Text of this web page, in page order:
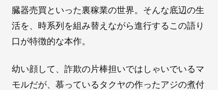
臓器売買といった裏稼業の世界。そんな底辺の生
活を、時系列を組み替えながら進行するこの語り
口が特徴的な本作。
幼い顔して、詐欺の片棒担いではしゃいでいるマ
モルだが、慕っているタクヤの作ったアジの煮付